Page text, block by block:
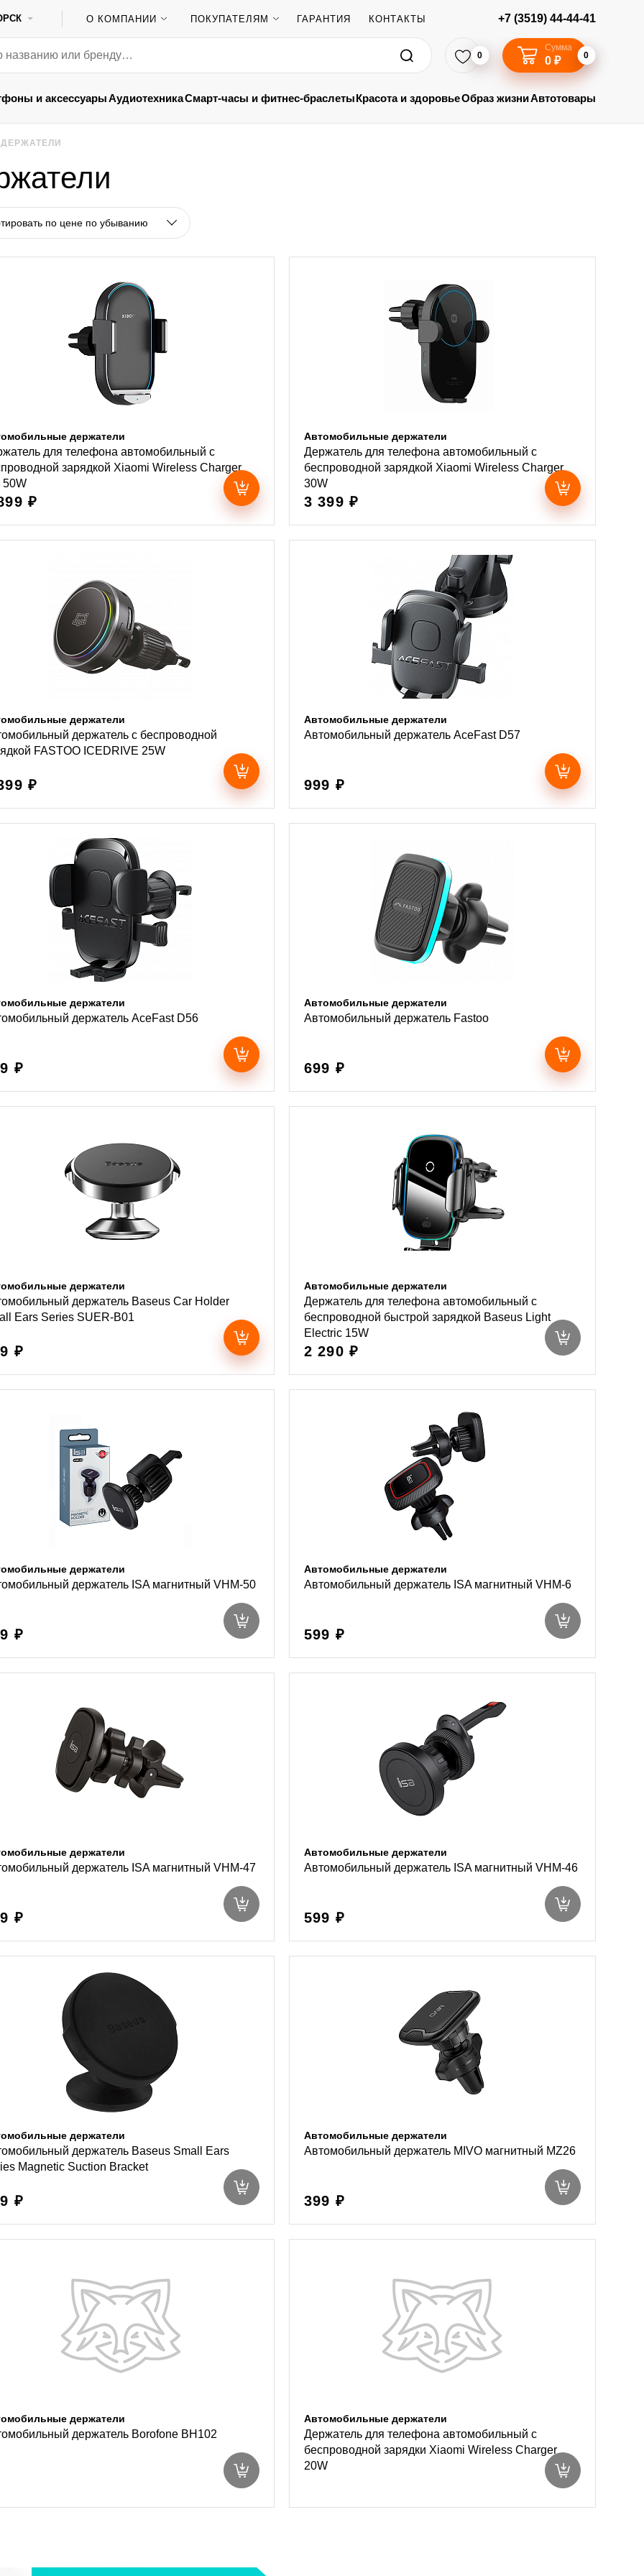
О КОМПАНИИ ПОКУПАТЕЛЯМ ГАРАНТИЯ КОНТАКТЫ +7 (3519) 44-44-41
0
Сумма
0 ₽ 0
и аксессуарыАудиотехникаСмарт-часы и фитнес-браслетыКрасота и здоровьеОбраз жизниАвтотовары
по цене по убыванию
держатели
для телефона автомобильный с
зарядкой Xiaomi Wireless Charger
50W
₽
Автомобильные держатели
Держатель для телефона автомобильный с
беcпроводной зарядкой Xiaomi Wireless Charger
30W
3 399 ₽
держатели
держатель с беспроводной
FASTOO ICEDRIVE 25W
₽
Автомобильные держатели
Автомобильный держатель AceFast D57
999 ₽
держатели
держатель AceFast D56
₽
Автомобильные держатели
Автомобильный держатель Fastoo
699 ₽
держатели
держатель Baseus Car Holder
Ears Series SUER-B01
₽
Автомобильные держатели
Держатель для телефона автомобильный с
беспроводной быстрой зарядкой Baseus Light
Electric 15W
2 290 ₽
держатели
держатель ISA магнитный VHM-50
₽
Автомобильные держатели
Автомобильный держатель ISA магнитный VHM-6
599 ₽
держатели
держатель ISA магнитный VHM-47
₽
Автомобильные держатели
Автомобильный держатель ISA магнитный VHM-46
599 ₽
держатели
держатель Baseus Small Ears
Magnetic Suction Bracket
₽
Автомобильные держатели
Автомобильный держатель MIVO магнитный MZ26
399 ₽
держатели
держатель Borofone BH102
Автомобильные держатели
Держатель для телефона автомобильный с
беcпроводной зарядки Xiaomi Wireless Charger
20W